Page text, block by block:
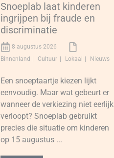
Snoeplab laat kinderen
ingrijpen bij fraude en
discriminatie
8 augustus 2026
Binnenland
Cultuur Lokaal Nieuws
Een snoeptaartje kiezen lijkt
eenvoudig. Maar wat gebeurt er
wanneer de verkiezing niet eerlijk
verloopt? Snoeplab gebruikt
precies die situatie om kinderen
op 15 augustus ...